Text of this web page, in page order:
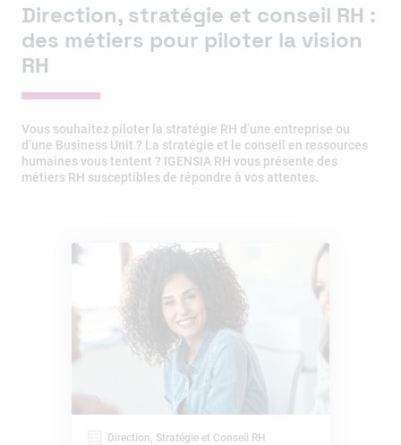
Direction, stratégie et conseil RH :
des métiers pour piloter la vision
RH
Vous souhaitez piloter la stratégie RH d’une entreprise ou
d’une Business Unit ? La stratégie et le conseil en ressources
humaines vous tentent ? IGENSIA RH vous présente des
métiers RH susceptibles de répondre à vos attentes.
Direction, Stratégie et Conseil RH